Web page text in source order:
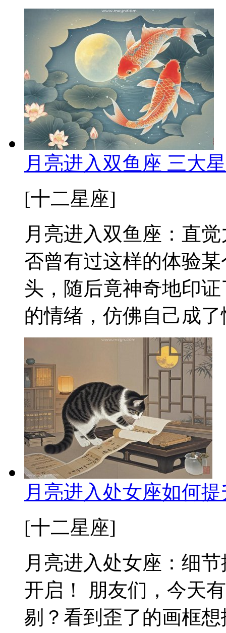
月亮进入双鱼座 三大
[十二星座]
月亮进入双鱼座：直
否曾有过这样的体验
头，随后竟神奇地印
的情绪，仿佛自己成
月亮进入处女座如何
[十二星座]
月亮进入处女座：细
开启！ 朋友们，今天
剔？看到歪了的画框